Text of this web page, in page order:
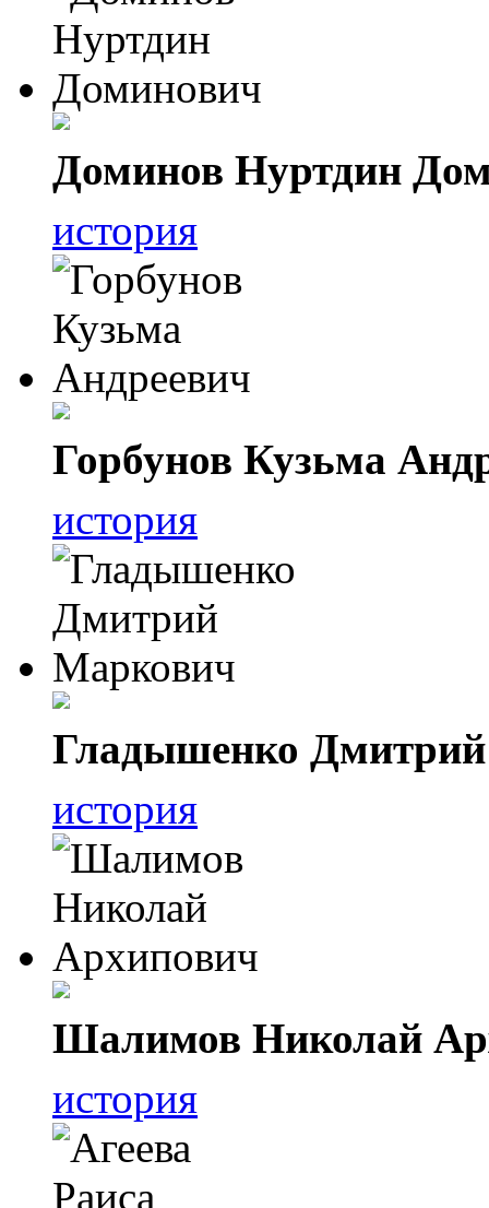
Доминов Нуртдин
история
Горбунов Кузьма
история
Гладышенко
история
Шалимов Николай
история